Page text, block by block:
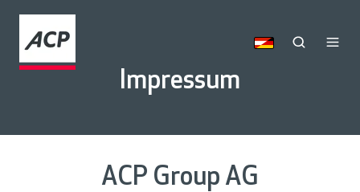
Impressum
ACP Group AG